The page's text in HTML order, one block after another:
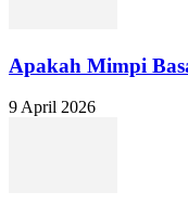
Apakah Mimpi
9 April 2026